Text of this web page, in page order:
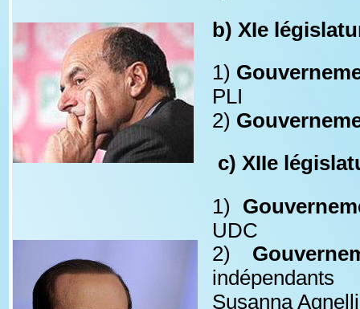
b) XIe
1)
PLI
2)
c) XIIe
1)
UDC
2)
indépendants
Susanna